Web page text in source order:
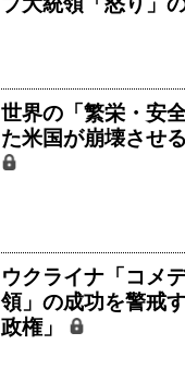
世界の「繁栄・安
た米国が崩壊させ
ウクライナ「コメ
領」の成功を警戒
政権」